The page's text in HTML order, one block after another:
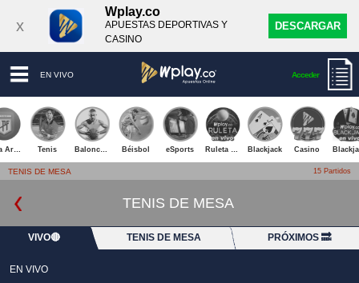
x
Wplay.co
APUESTAS DEPORTIVAS Y
CASINO
DESCARGAR
EN VIVO Acceder
Liga Argentina Tenis Baloncesto Béisbol eSports Blackjack Casino
TENIS DE MESA 15 Partidos
TENIS DE MESA
VIVO🔴 TENIS DE MESA PRÓXIMOS 🔜
EN VIVO